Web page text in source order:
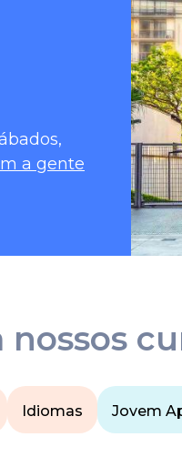
a gente
nossos
Idiomas Jovem